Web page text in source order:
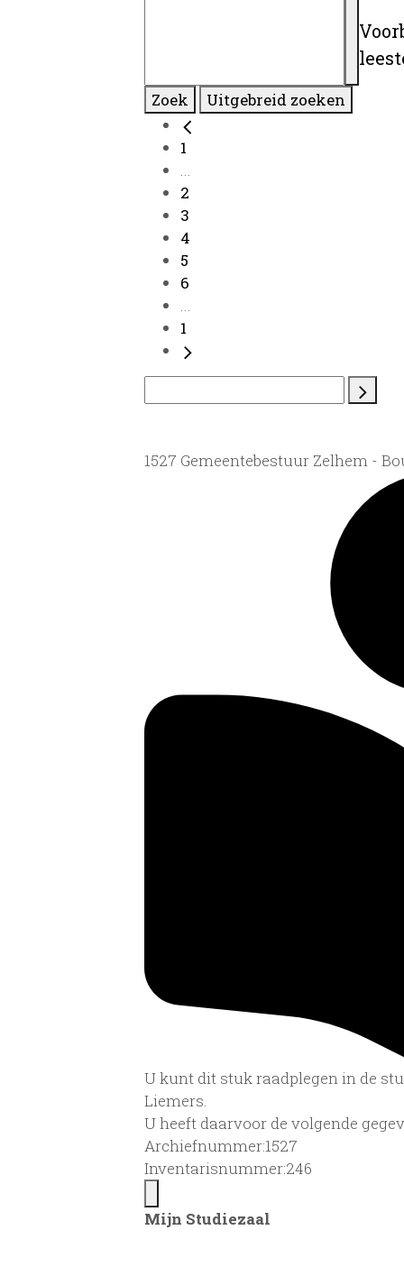
Zoek Uitgebreid zoeken
1
...
2
3
4
5
6
...
1
1527 Gemeentebestuur Zelhem -
U kunt dit stuk raadplegen in de
Liemers.
U heeft daarvoor de volgende
Archiefnummer:1527
Inventarisnummer:246
Mijn Studiezaal